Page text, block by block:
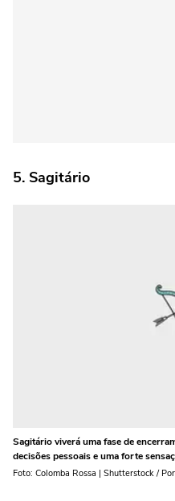
5. Sagitário
Sagitário viverá uma fase de
decisões pessoais e uma forte
Foto: Colomba Rossa | Shutterstock /